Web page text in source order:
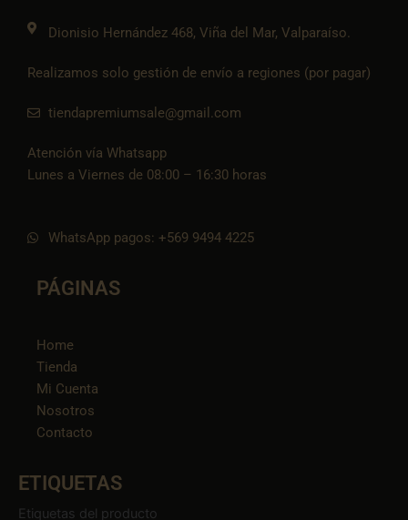
Dionisio Hernández 468, Viña del Mar, Valparaíso.
Realizamos solo gestión de envío a regiones (por pagar)
tiendapremiumsale@gmail.com
Atención vía Whatsapp
Lunes a Viernes de 08:00 – 16:30 horas
WhatsApp pagos: +569 9494 4225
PÁGINAS
Home
Tienda
Mi Cuenta
Nosotros
Contacto
ETIQUETAS
Etiquetas del producto